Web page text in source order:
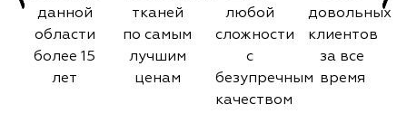
данной
области
более 15
лет
тканей
по самым
лучшим
ценам
любой
сложности
с
безупречным
качеством
довольных
клиентов
за все
время